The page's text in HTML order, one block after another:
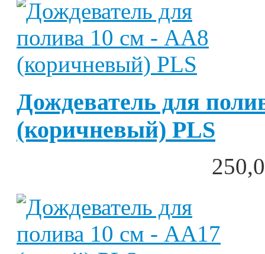
Дождеватель для
(коричневый) PLS